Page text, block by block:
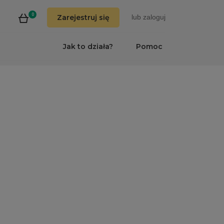
0 Zarejestruj się lub zaloguj
Pomoc
Jak to działa?